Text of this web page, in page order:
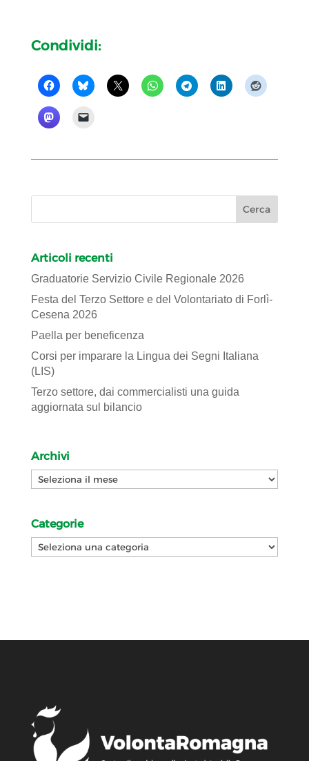
Condividi:
Articoli recenti
Graduatorie Servizio Civile Regionale 2026
Festa del Terzo Settore e del Volontariato di Forlì-
Cesena 2026
Paella per beneficenza
Corsi per imparare la Lingua dei Segni Italiana
(LIS)
Terzo settore, dai commercialisti una guida
aggiornata sul bilancio
Archivi
Archivi
Categorie
Categorie